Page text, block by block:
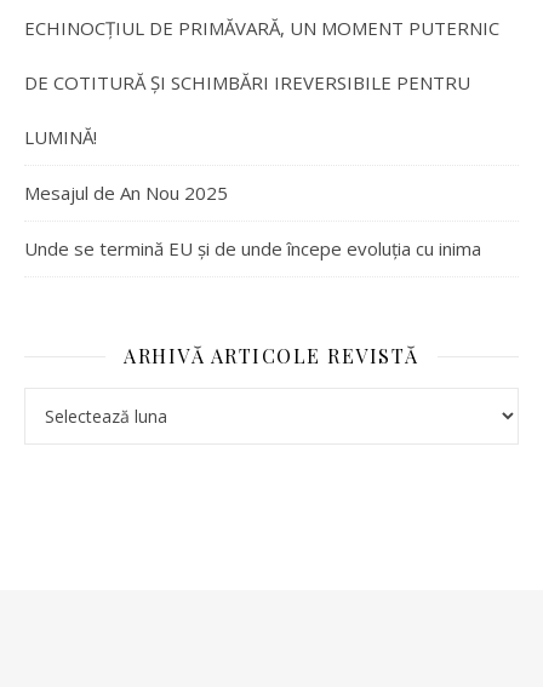
ECHINOCȚIUL DE PRIMĂVARĂ, UN MOMENT PUTERNIC
DE COTITURĂ ȘI SCHIMBĂRI IREVERSIBILE PENTRU
LUMINĂ!
Mesajul de An Nou 2025
Unde se termină EU și de unde începe evoluția cu inima
ARHIVĂ ARTICOLE REVISTĂ